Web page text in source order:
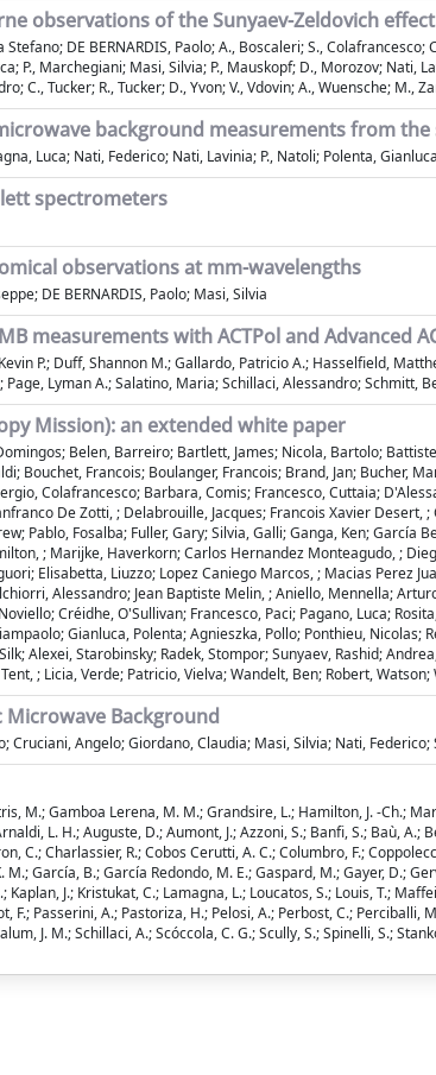
observations of the Sunyaev-Zeldovich effect
DE BERNARDIS, Paolo; A., Boscaleri; S.,
P., Marchegiani; Masi, Silvia; P., Mauskopf; D., Morozov; Nati,
C., Tucker; R., Tucker; D., Yvon; V., Vdovin; A., Wuensche; M.,
background measurements from
Luca; Nati, Federico; Nati, Lavinia; P., Natoli; Polenta,
spectrometers
observations at mm-wavelengths
DE BERNARDIS, Paolo; Masi, Silvia
measurements with ACTPol and Advanced
P.; Duff, Shannon M.; Gallardo, Patricio A.; Hasselfield,
Lyman A.; Salatino, Maria; Schillaci, Alessandro; Schmitt,
Mission): an extended white paper
Belen, Barreiro; Bartlett, James; Nicola, Bartolo;
Bouchet, Francois; Boulanger, Francois; Brand, Jan; Bucher,
Colafrancesco; Barbara, Comis; Francesco, Cuttaia;
De Zotti, ; Delabrouille, Jacques; Francois Xavier
Pablo, Fosalba; Fuller, Gary; Silvia, Galli; Ganga, Ken;
; Marijke, Haverkorn; Carlos Hernandez Monteagudo, ;
Elisabetta, Liuzzo; Lopez Caniego Marcos, ; Macias Perez
Alessandro; Jean Baptiste Melin, ; Aniello, Mennella;
Créidhe, O'Sullivan; Francesco, Paci; Pagano, Luca;
Gianluca, Polenta; Agnieszka, Pollo; Ponthieu,
Alexei, Starobinsky; Radek, Stompor; Sunyaev, Rashid;
; Licia, Verde; Patricio, Vielva; Wandelt, Ben; Robert,
Background
Cruciani, Angelo; Giordano, Claudia; Masi, Silvia; Nati,
M.; Gamboa Lerena, M. M.; Grandsire, L.; Hamilton, J. -Ch.;
L. H.; Auguste, D.; Aumont, J.; Azzoni, S.; Banfi, S.; Baù,
C.; Charlassier, R.; Cobos Cerutti, A. C.; Columbro, F.;
M.; García, B.; García Redondo, M. E.; Gaspard, M.; Gayer, D.;
J.; Kristukat, C.; Lamagna, L.; Loucatos, S.; Louis, T.;
F.; Passerini, A.; Pastoriza, H.; Pelosi, A.; Perbost, C.;
J. M.; Schillaci, A.; Scóccola, C. G.; Scully, S.; Spinelli, S.;